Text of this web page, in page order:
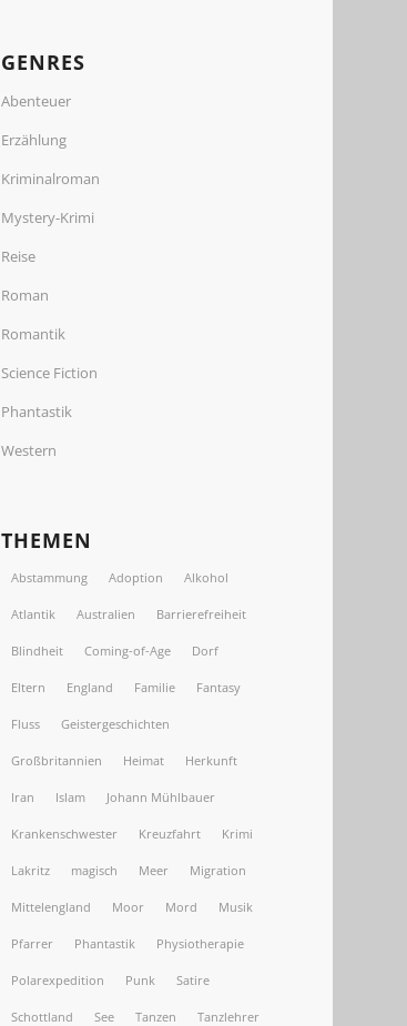
GENRES
Abenteuer
Erzählung
Kriminalroman
Mystery-Krimi
Reise
Roman
Romantik
Science Fiction
Phantastik
Western
THEMEN
Abstammung Adoption Alkohol
Atlantik Australien Barrierefreiheit
Blindheit Coming-of-Age Dorf
Eltern England Familie Fantasy
Fluss Geistergeschichten
Großbritannien Heimat Herkunft
Iran Islam Johann Mühlbauer
Krankenschwester Kreuzfahrt Krimi
Lakritz magisch Meer Migration
Mittelengland Moor Mord Musik
Pfarrer Phantastik Physiotherapie
Polarexpedition Punk Satire
Schottland See Tanzen Tanzlehrer